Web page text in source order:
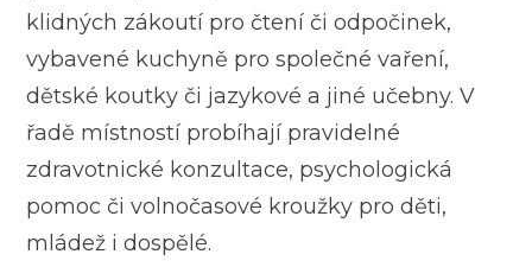
klidných zákoutí pro čtení či odpočinek,
vybavené kuchyně pro společné vaření,
dětské koutky či jazykové a jiné učebny. V
řadě místností probíhají pravidelné
zdravotnické konzultace, psychologická
pomoc či volnočasové kroužky pro děti,
mládež i dospělé.